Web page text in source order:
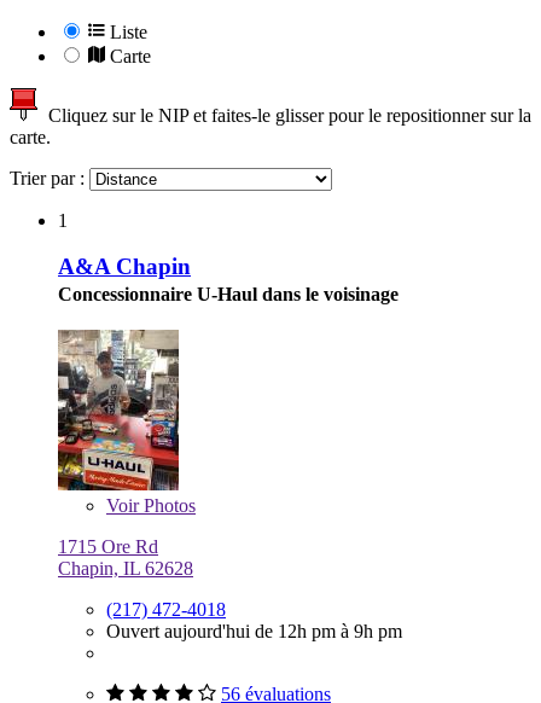
Liste
Carte
Cliquez sur le NIP et faites-le glisser pour le repositionner sur la
carte.
Trier par :
1
A&A Chapin
Concessionnaire U-Haul dans le voisinage
VoirPhotos
1715 Ore Rd
Chapin, IL 62628
(217) 472-4018
Ouvert aujourd'hui de 12h pm à 9h pm
56 évaluations